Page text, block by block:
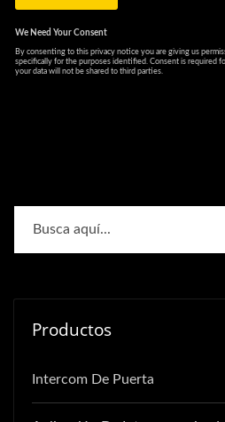
Productos
Intercom De Puerta